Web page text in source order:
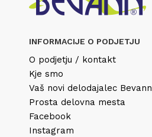
INFORMACIJE O PODJETJU
O podjetju / kontakt
Kje smo
Vaš novi delodajalec Bevann
Prosta delovna mesta
Facebook
Instagram